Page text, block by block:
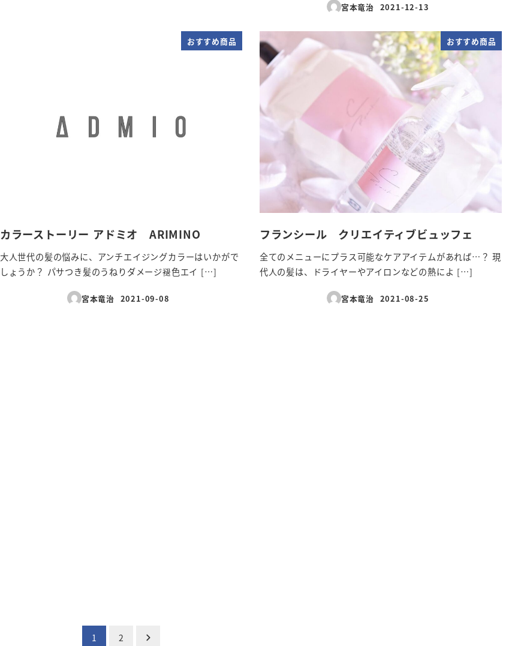
宮本竜治
投稿日
2021-12-13
おすすめ商品
カラーストーリー アドミオ ARIMINO
大人世代の髪の悩みに、アンチエイジングカラーはいかがで
しょうか？ パサつき髪のうねりダメージ褪色エイ […]
宮本竜治
投稿日
2021-09-08
おすすめ商品
フランシール クリエイティブビュッフェ
全てのメニューにプラス可能なケアアイテムがあれば…？ 現
代人の髪は、ドライヤーやアイロンなどの熱によ […]
宮本竜治
投稿日
2021-08-25
1 2